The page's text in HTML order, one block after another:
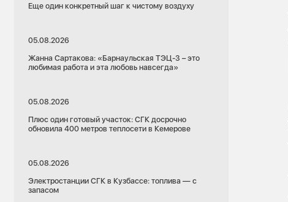
Еще один конкретный шаг к чистому воздуху
05.08.2026
Жанна Сартакова: «Барнаульская ТЭЦ-3 – это
любимая работа и эта любовь навсегда»
05.08.2026
Плюс один готовый участок: СГК досрочно
обновила 400 метров теплосети в Кемерове
05.08.2026
Электростанции СГК в Кузбассе: топлива — с
запасом